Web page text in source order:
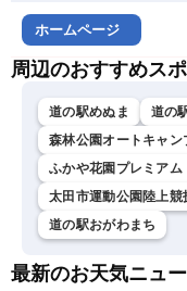
ホームページ
周辺のおすすめス
道の駅めぬま 道の
森林公園オートキャン
ふかや花園プレミアム
太田市運動公園陸上競
道の駅おがわまち
最新のお天気ニュ